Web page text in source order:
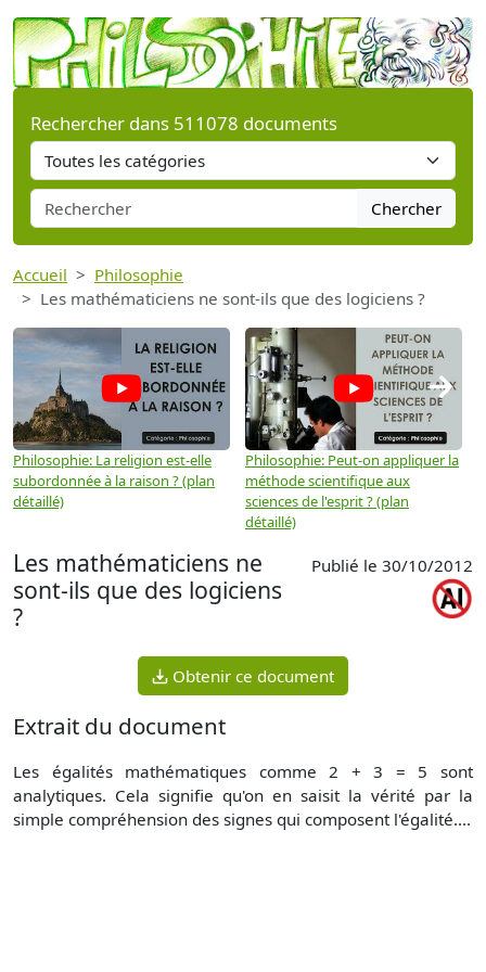
Rechercher dans 511078 documents
Chercher
Accueil
Philosophie
Les mathématiciens ne sont-ils que des logiciens ?
Philosophie: La religion est-elle
subordonnée à la raison ? (plan
détaillé)
Philosophie: Peut-on appliquer la
méthode scientifique aux
sciences de l'esprit ? (plan
détaillé)
→
Les mathématiciens ne
sont-ils que des logiciens
?
Publié le 30/10/2012
Obtenir ce document
Extrait du document
Les égalités mathématiques comme 2 + 3 = 5 sont
analytiques. Cela signifie qu'on en saisit la vérité par la
simple compréhension des signes qui composent l'égalité....